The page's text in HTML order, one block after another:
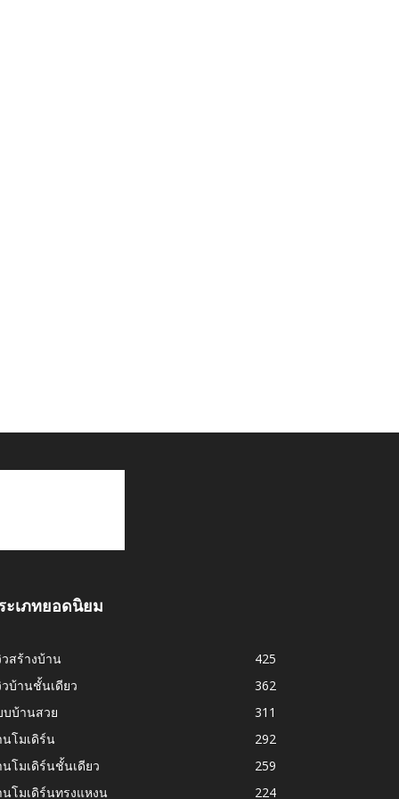
ะเภทยอดนิยม
สร้างบ้าน
425
บ้านชั้นเดียว
362
บบ้านสวย
311
โมเดิร์น
292
โมเดิร์นชั้นเดียว
259
โมเดิร์นทรงแหงน
224